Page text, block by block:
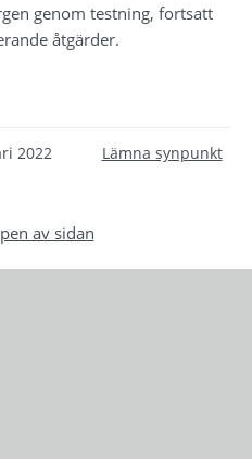
genom testning, fortsatt
åtgärder.
2022 Lämna synpunkt
av sidan